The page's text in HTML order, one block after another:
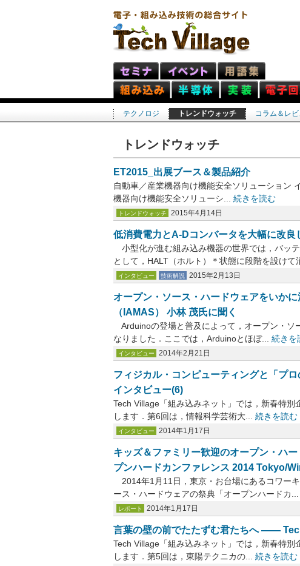
テクノロジ トレンドウォッチ コラム＆レビ
トレンドウォッチ
ET2015_出展ブース＆製品紹介
自動車／産業機器向け機能安全ソリューショ
機器向け機能安全ソリューシ... 続きを読む
トレンドウォッチ 2015年4月14日
低消費電力とA-Dコンバータを大幅に改良
小型化が進む組み込み機器の世界では，バッ
として，HALT（ホルト）＊状態に段階を設けて
インタビュー 技術解説 2015年2月13日
オープン・ソース・ハードウェアをいか
（IAMAS） 小林 茂氏に聞く
Arduinoの登場と普及によって，オープン・ソ
なりました．ここでは，Arduinoとほぼ... 続きを
インタビュー 2014年2月21日
フィジカル・コンピューティングと「プ
インタビュー(6)
Tech Village「組み込みネット」では，新春特
します．第6回は，情報科学芸術大... 続きを読む
インタビュー 2014年1月17日
キッズ＆ファミリー歓迎のオープン・ハ
プンハードカンファレンス 2014 Tokyo/
2014年1月11日，東京・お台場にあるコワー
ース・ハードウェアの祭典「オープンハードカ...
レポート 2014年1月17日
言葉の壁の前でたたずむ君たちへ ――
Tech Village「組み込みネット」では，新春特
します．第5回は，東陽テクニカの... 続きを読む